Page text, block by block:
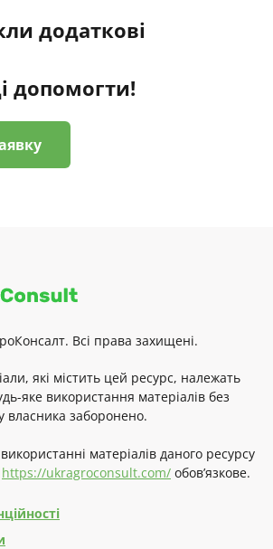
додаткові
допомогти!
Всі права захищені.
які містить цей ресурс, належать
яке використання матеріалів без
власника заборонено.
матеріалів даного ресурсу
https://ukragroconsult.com/ обов’язкове.